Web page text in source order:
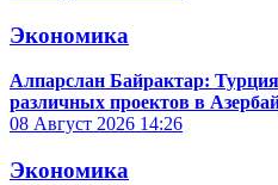
Экономика
Алпарслан Байрактар:
различных проектов в
08 Август 2026 14:26
Экономика